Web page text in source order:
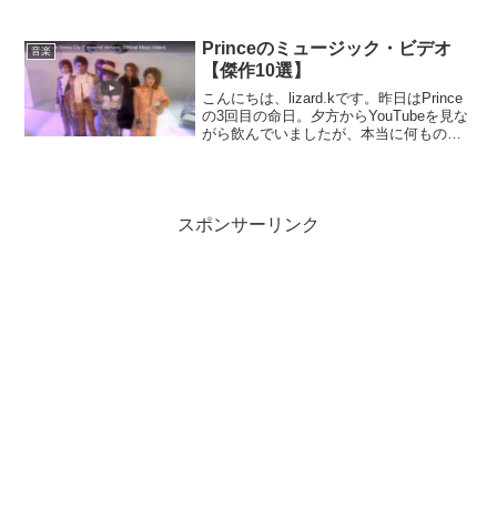
て発送ボタンを押すようなシステムを思
い描いてい...
音楽
Princeのミュージック・ビデオ
【傑作10選】
こんにちは、lizard.kです。昨日はPrince
の3回目の命日。夕方からYouTubeを見な
がら飲んでいましたが、本当に何ものに
スポンサーリンク